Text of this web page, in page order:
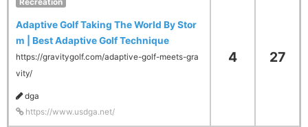
Recreation
Adaptive Golf Taking The World By Stor
m | Best Adaptive Golf Technique
https://gravitygolf.com/adaptive-golf-meets-gra
vity/
dga
https://www.usdga.net/
4 27